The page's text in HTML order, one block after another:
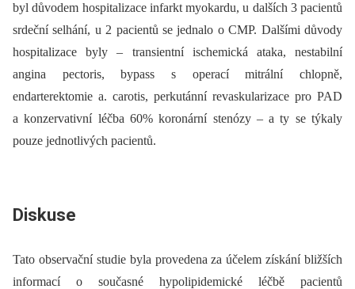
byl důvodem hospitalizace infarkt myokardu, u dalších 3 pacientů
srdeční selhání, u 2 pacientů se jednalo o CMP. Dalšími důvody
hospitalizace byly –⁠ transientní ischemická ataka, nestabilní
angina pectoris, bypass s operací mitrální chlopně,
endarterektomie a. carotis, perkutánní revaskularizace pro PAD
a konzervativní léčba 60% koronární stenózy –⁠ a ty se týkaly
pouze jednotlivých pacientů.
Diskuse
Tato observační studie byla provedena za účelem získání bližších
informací o současné hypolipidemické léčbě pacientů